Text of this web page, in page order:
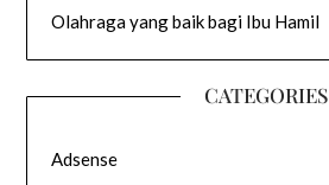
Olahraga yang baik bagi Ibu Hamil
CATEGORIES
Adsense